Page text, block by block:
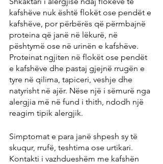
kafshëve nuk është flokët ose pendët e
kafshëve, por përbërës që përmbajnë
proteina që janë në lëkurë, në
pështymë ose në urinën e kafshëve.
Proteinat ngjiten në flokët ose pendët
e kafshëve dhe pastaj gjejnë rrugën e
tyre në qilima, tapiceri, veshje dhe
natyrisht në ajër. Nëse një i sëmurë nga
alergjia më në fund i thith, ndodh një
reagim tipik alergjik.
Simptomat e para janë shpesh sy të
skuqur, rrufë, teshtima ose urtikari.
Kontakti i vazhdueshëm me kafshën